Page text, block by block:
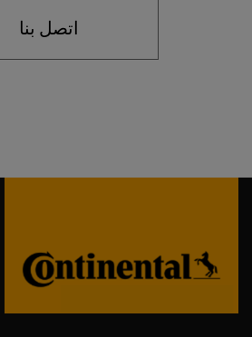
اتصل بنا